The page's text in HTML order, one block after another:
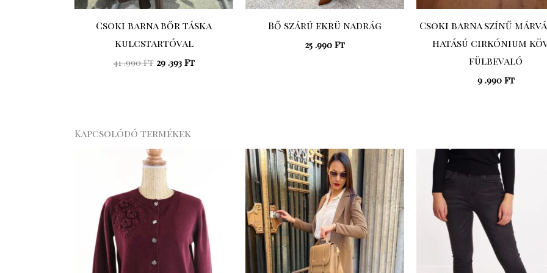
Csoki barna bőr táska
kulcstartóval
41 .990Ft 29 .393 Ft
Bő szárú ekrü nadrág
25 .990 Ft
Csoki barna színű
hatású cirkónium
fülbevaló
9 .990 Ft
Kapcsolódó termékek
Original
price
was:
20
.990 Ft.
Current
price
is:
16
.792 Ft.
Original
price
was:
17
.990 Ft.